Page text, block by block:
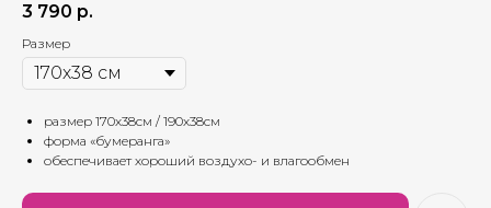
3 790 р.
Размер
размер 170х38см / 190х38см
форма «бумеранга»
обеспечивает хороший воздухо- и влагообмен